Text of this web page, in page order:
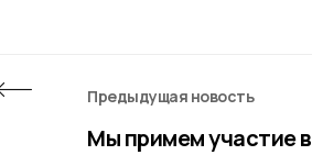
Предыдущая новость
Мы примем участие в